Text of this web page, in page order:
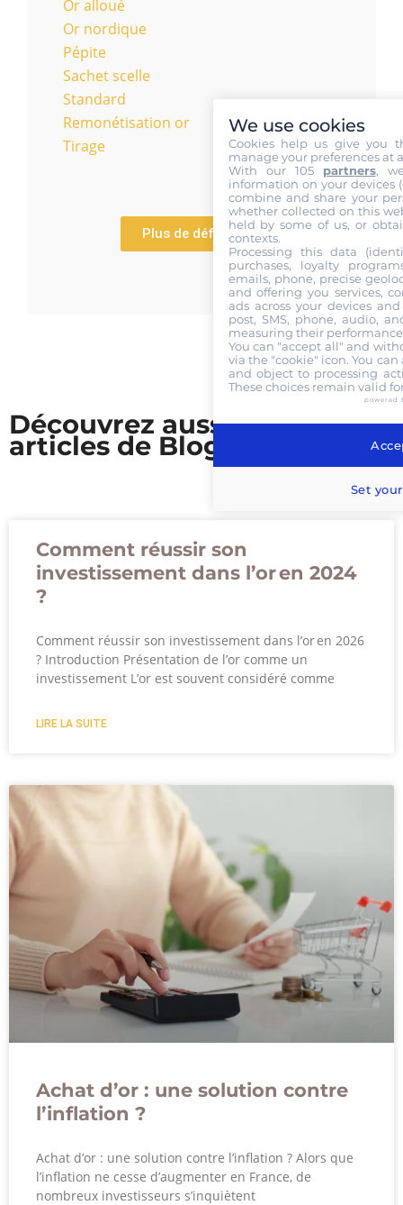
Or alloué
Or nordique
Pépite
Sachet scelle
Standard
Remonétisation or
Tirage
Plus de définitions
Découvrez aussi nos
articles de Blog
Comment réussir son
investissement dans l’or en 2024
?
Comment réussir son investissement dans l’or en 2026
? Introduction Présentation de l’or comme un
investissement L’or est souvent considéré comme
LIRE LA SUITE
Achat d’or : une solution contre
l’inflation ?
Achat d’or : une solution contre l’inflation ? Alors que
l’inflation ne cesse d’augmenter en France, de
nombreux investisseurs s’inquiètent
We use cookies
Cookies help us give you
manage your preferences at
With our 105 partners,
information on your devices
combine and share your
whether collected on this
held by some of us, or
contexts.
Processing this data
purchases, loyalty
emails, phone, precise
and offering you services,
ads across your devices
post, SMS, phone, audio,
measuring their
You can "accept all" and
via the "cookie" icon. You
and object to processing
These choices remain valid
powered
Set